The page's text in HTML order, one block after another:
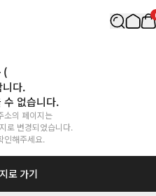
(
니다.
수 없습니다.
소의 페이지는
로 변경되었습니다.
인해주세요.
로 가기